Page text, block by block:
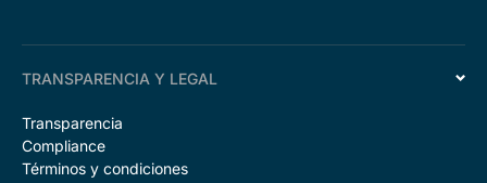
TRANSPARENCIA Y LEGAL
Transparencia
Compliance
Términos y condiciones